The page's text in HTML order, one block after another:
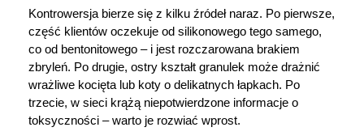
Kontrowersja bierze się z kilku źródeł naraz. Po pierwsze,
część klientów oczekuje od silikonowego tego samego,
co od bentonitowego – i jest rozczarowana brakiem
zbryleń. Po drugie, ostry kształt granulek może drażnić
wrażliwe kocięta lub koty o delikatnych łapkach. Po
trzecie, w sieci krążą niepotwierdzone informacje o
toksyczności – warto je rozwiać wprost.